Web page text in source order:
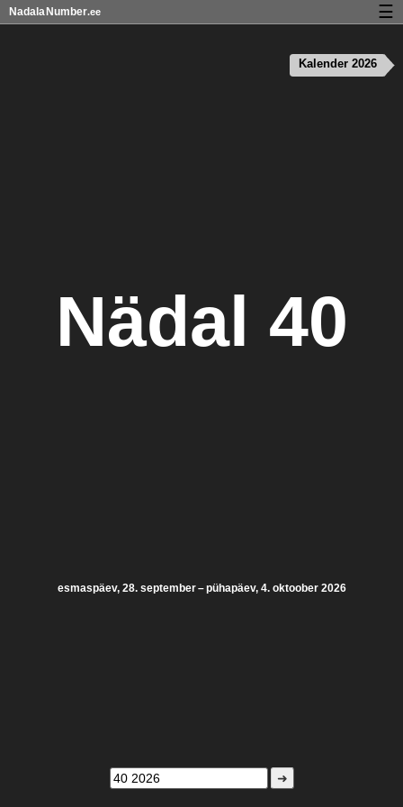
Nädal 40
esmaspäev, 28. september – pühapäev, 4. oktoober 2026
➜
Kalender 2026
Nadala Number.ee ☰